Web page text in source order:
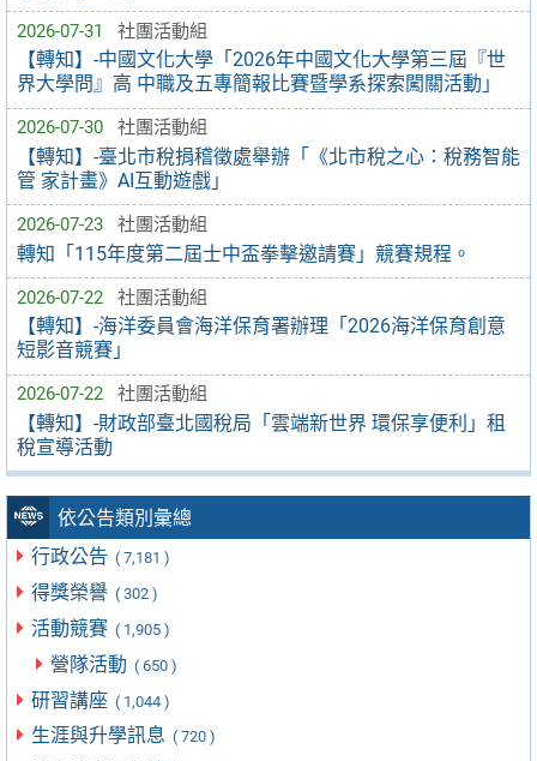
2026-07-31 社團活動組
【轉知】-中國文化大學「2026年中國文化大學第三屆『世
界大學問』高 中職及五專簡報比賽暨學系探索闖關活動」
2026-07-30 社團活動組
【轉知】-臺北市稅捐稽徵處舉辦「《北市稅之心：稅務智能
管 家計畫》AI互動遊戲」
2026-07-23 社團活動組
轉知「115年度第二屆士中盃拳擊邀請賽」競賽規程。
2026-07-22 社團活動組
【轉知】-海洋委員會海洋保育署辦理「2026海洋保育創意
短影音競賽」
2026-07-22 社團活動組
【轉知】-財政部臺北國稅局「雲端新世界 環保享便利」租
稅宣導活動
依公告類別彙總
行政公告 ( 7,181 )
得獎榮譽 ( 302 )
活動競賽 ( 1,905 )
營隊活動 ( 650 )
研習講座 ( 1,044 )
生涯與升學訊息 ( 720 )